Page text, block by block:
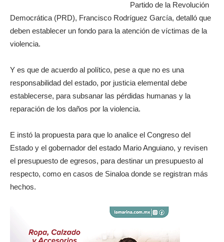
Partido de la Revolución
Democrática (PRD), Francisco Rodríguez García, detalló que
deben establecer un fondo para la atención de víctimas de la
violencia.
Y es que de acuerdo al político, pese a que no es una
responsabilidad del estado, por justicia elemental debe
establecerse, para subsanar las pérdidas humanas y la
reparación de los daños por la violencia.
E instó la propuesta para que lo analice el Congreso del
Estado y el gobernador del estado Mario Anguiano, y revisen
el presupuesto de egresos, para destinar un presupuesto al
respecto, como en casos de Sinaloa donde se registran más
hechos.